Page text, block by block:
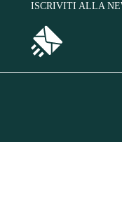
ISCRIVITI ALLA